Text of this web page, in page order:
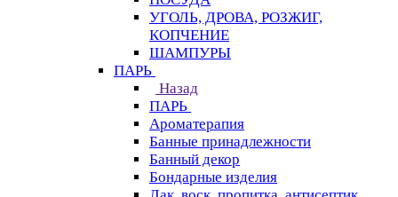
УГОЛЬ, ДРОВА, РОЗЖИГ,
КОПЧЕНИЕ
ШАМПУРЫ
ПАРЬ
Назад
ПАРЬ
Ароматерапия
Банные принадлежности
Банный декор
Бондарные изделия